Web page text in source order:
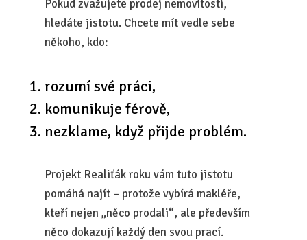
Pokud zvažujete prodej nemovitosti,
hledáte jistotu. Chcete mít vedle sebe
někoho, kdo:
rozumí své práci,
komunikuje férově,
nezklame, když přijde problém.
Projekt Realiťák roku vám tuto jistotu
pomáhá najít – protože vybírá makléře,
kteří nejen „něco prodali“, ale především
něco dokazují každý den svou prací.